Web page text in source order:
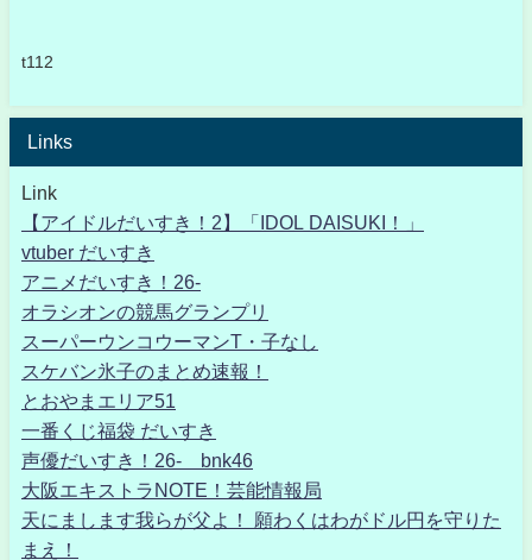
t112
Links
Link
【アイドルだいすき！2】「IDOL DAISUKI！」
vtuber だいすき
アニメだいすき！26-
オラシオンの競馬グランプリ
スーパーウンコウーマンT・子なし
スケバン氷子のまとめ速報！
とおやまエリア51
一番くじ福袋 だいすき
声優だいすき！26- bnk46
大阪エキストラNOTE！芸能情報局
天にまします我らが父よ！ 願わくはわがドル円を守りた
まえ！